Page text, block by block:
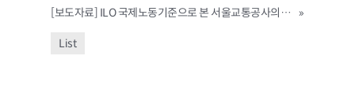
[보도자료] ILO 국제노동기준으로 본 서울교통공사의 노조탄압 국회 토론회
»
List